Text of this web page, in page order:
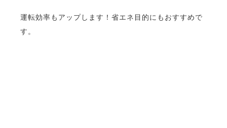
運転効率もアップします！省エネ目的にもおすすめで
す。